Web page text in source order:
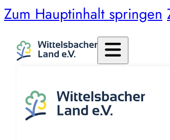
Zum Hauptinhalt springen